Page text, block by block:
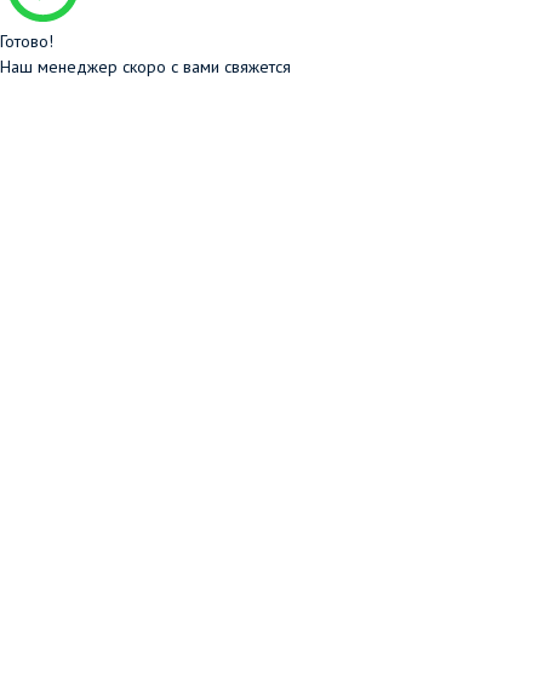
Готово!
Наш менеджер скоро с вами свяжется